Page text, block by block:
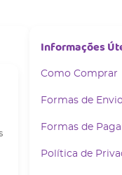
Informações
Como Comprar
Formas de Envio
Formas de
Política de